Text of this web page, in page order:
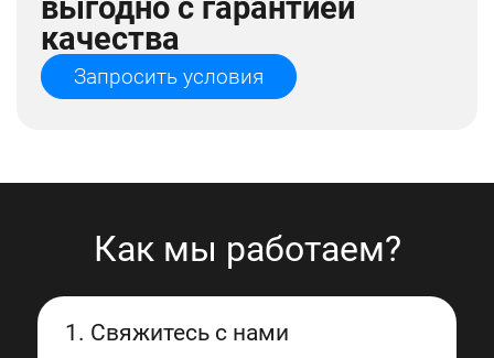
выгодно с гарантией
качества
Запросить условия
Как мы работаем?
1. Свяжитесь с нами